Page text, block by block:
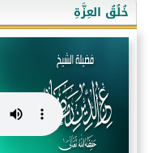
خُلُقُ العِزَّةِ